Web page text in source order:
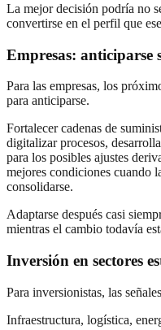
La mejor decisión podría no
convertirse en el perfil que
Empresas: anticiparse
Para las empresas, los
para anticiparse.
Fortalecer cadenas de
digitalizar procesos,
para los posibles ajustes
mejores condiciones cuando
consolidarse.
Adaptarse después casi
mientras el cambio todavía
Inversión en sectores
Para inversionistas, las
Infraestructura, logística,